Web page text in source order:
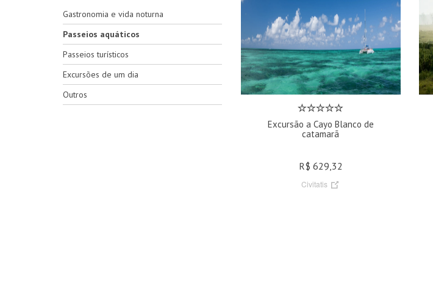
Gastronomia e vida noturna
Passeios aquáticos
Passeios turísticos
Excursões de um dia
Outros
Excursão a Cayo Blanco de
catamarã
R$ 629,32
Civitatis